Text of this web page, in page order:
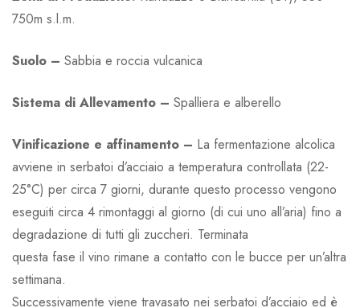
750m s.l.m.
Suolo – Sabbia e roccia vulcanica
Sistema di Allevamento – Spalliera e alberello
Vinificazione e affinamento – La fermentazione alcolica
avviene in serbatoi d’acciaio a temperatura controllata (22-
25°C) per circa 7 giorni, durante questo processo vengono
eseguiti circa 4 rimontaggi al giorno (di cui uno all’aria) fino a
degradazione di tutti gli zuccheri. Terminata
questa fase il vino rimane a contatto con le bucce per un’altra
settimana.
Successivamente viene travasato nei serbatoi d’acciaio ed è